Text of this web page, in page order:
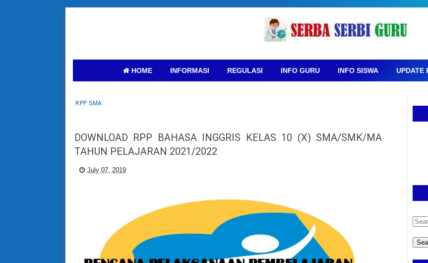
HOME INFORMASI REGULASI INFO GURU INFO SISWA UPDATE
RPP SMA
DOWNLOAD RPP BAHASA INGGRIS KELAS 10 (X) SMA/SMK/MA
TAHUN PELAJARAN 2021/2022
July 07, 2019